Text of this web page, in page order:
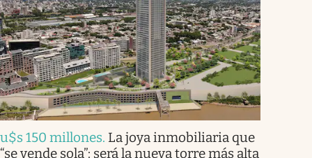
u$s 150 millones. La joya inmobiliaria que
“se vende sola”: será la nueva torre más alta